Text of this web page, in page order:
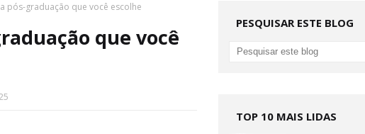
pós-graduação que você escolhe
que você
PESQUISAR ESTE BLOG
TOP 10 MAIS LIDAS